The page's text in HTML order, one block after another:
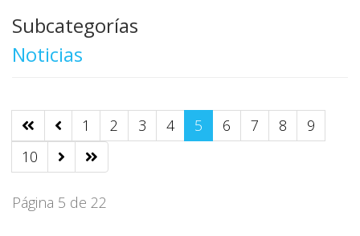
Subcategorías
Noticias
1 2 3 4 5 6 7 8
9
10
Página 5 de 22